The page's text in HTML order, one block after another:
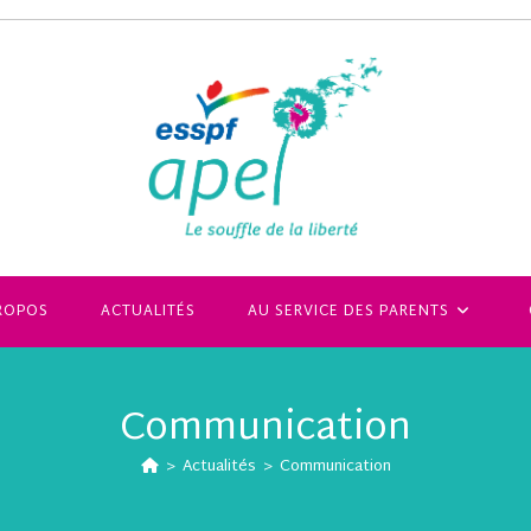
ACTUALITÉS AU SERVICE DES PARENTS
Communication
> Actualités > Communication